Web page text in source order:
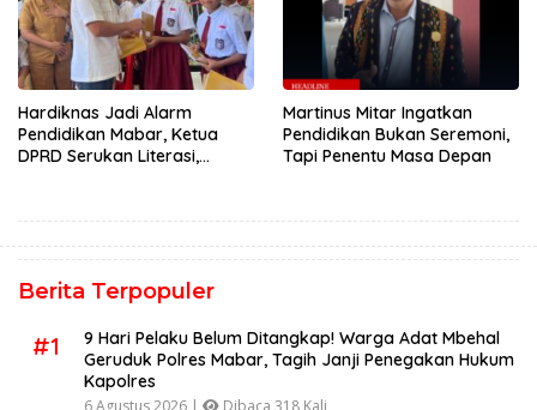
Hardiknas Jadi Alarm
Pendidikan Mabar, Ketua
DPRD Serukan Literasi,
Martinus Mitar Ingatkan
Pendidikan Bukan Seremoni,
Tapi Penentu Masa Depan
Berita Terpopuler
#1
9 Hari Pelaku Belum Ditangkap! Warga Adat Mbehal
Geruduk Polres Mabar, Tagih Janji Penegakan Hukum
Kapolres
6 Agustus 2026 | Dibaca 318 Kali